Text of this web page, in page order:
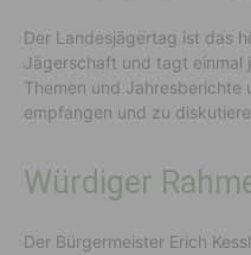
Der Landesjägertag ist das
Jägerschaft und tagt einmal
Themen und Jahresberichte
empfangen und zu
Würdiger
Der Bürgermeister Erich